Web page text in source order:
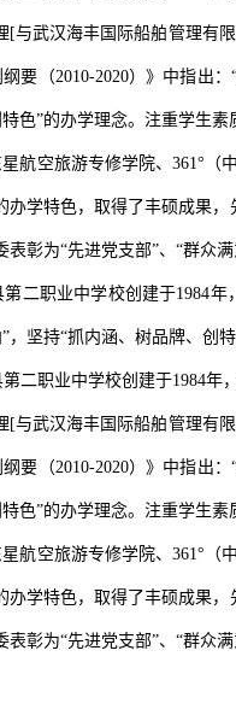
[与武汉海丰国际船舶管理有
要（2010-2020）》中指出
色”的办学理念。注重学生
空旅游专修学院、361°（中
办学特色，取得了丰硕成果
表彰为“先进党支部”、“群众
职业中学校创建于1984年，
，坚持“抓内涵、树品牌、创
职业中学校创建于1984年，
[与武汉海丰国际船舶管理有
要（2010-2020）》中指出
色”的办学理念。注重学生
空旅游专修学院、361°（中
办学特色，取得了丰硕成果
表彰为“先进党支部”、“群众